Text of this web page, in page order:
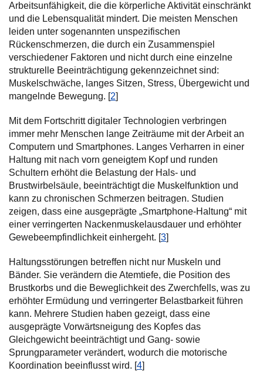
Arbeitsunfähigkeit, die die körperliche Aktivität einschränkt
und die Lebensqualität mindert. Die meisten Menschen
leiden unter sogenannten unspezifischen
Rückenschmerzen, die durch ein Zusammenspiel
verschiedener Faktoren und nicht durch eine einzelne
strukturelle Beeinträchtigung gekennzeichnet sind:
Muskelschwäche, langes Sitzen, Stress, Übergewicht und
mangelnde Bewegung. [2]
Mit dem Fortschritt digitaler Technologien verbringen
immer mehr Menschen lange Zeiträume mit der Arbeit an
Computern und Smartphones. Langes Verharren in einer
Haltung mit nach vorn geneigtem Kopf und runden
Schultern erhöht die Belastung der Hals- und
Brustwirbelsäule, beeinträchtigt die Muskelfunktion und
kann zu chronischen Schmerzen beitragen. Studien
zeigen, dass eine ausgeprägte „Smartphone-Haltung“ mit
einer verringerten Nackenmuskelausdauer und erhöhter
Gewebeempfindlichkeit einhergeht. [3]
Haltungsstörungen betreffen nicht nur Muskeln und
Bänder. Sie verändern die Atemtiefe, die Position des
Brustkorbs und die Beweglichkeit des Zwerchfells, was zu
erhöhter Ermüdung und verringerter Belastbarkeit führen
kann. Mehrere Studien haben gezeigt, dass eine
ausgeprägte Vorwärtsneigung des Kopfes das
Gleichgewicht beeinträchtigt und Gang- sowie
Sprungparameter verändert, wodurch die motorische
Koordination beeinflusst wird. [4]